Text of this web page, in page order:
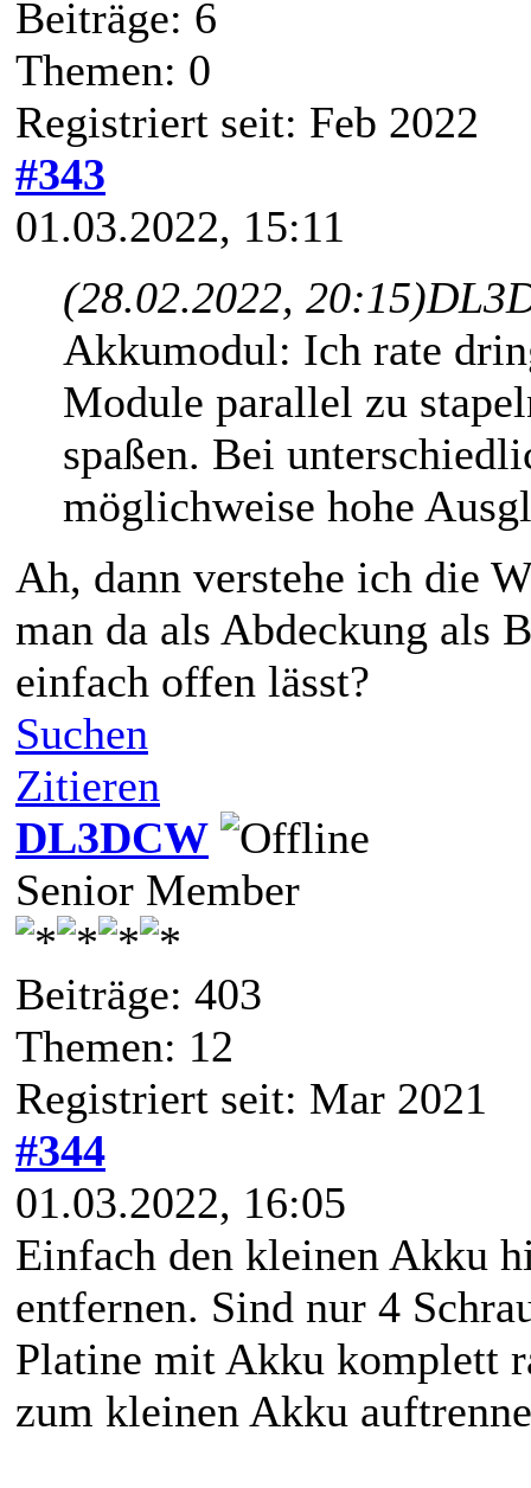
Beiträge: 6
Themen: 0
Registriert seit: Feb 2022
#343
01.03.2022, 15:11
(28.02.2022, 20:15)
Akkumodul: Ich rate
Module parallel zu
spaßen. Bei
möglichweise hohe
Ah, dann verstehe ich die
man da als Abdeckung als
einfach offen lässt?
Suchen
Zitieren
DL3DCW
Senior Member
Beiträge: 403
Themen: 12
Registriert seit: Mar 2021
#344
01.03.2022, 16:05
Einfach den kleinen Akku
entfernen. Sind nur 4
Platine mit Akku komplett
zum kleinen Akku